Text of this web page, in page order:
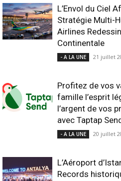
L’Envol du Ciel
Stratégie Multi-
Airlines
Continentale
- A LA UNE 21 juillet
Profitez de vos
famille l’esprit
l’argent de vos
avec Taptap
- A LA UNE 20 juillet
L’Aéroport
Records